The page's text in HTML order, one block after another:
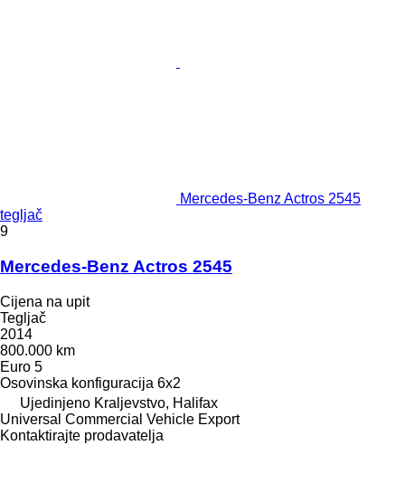
Mercedes-Benz Actros 2545
tegljač
9
Mercedes-Benz Actros 2545
Cijena na upit
Tegljač
2014
800.000 km
Euro 5
Osovinska konfiguracija 6x2
Ujedinjeno Kraljevstvo, Halifax
Universal Commercial Vehicle Export
Kontaktirajte prodavatelja